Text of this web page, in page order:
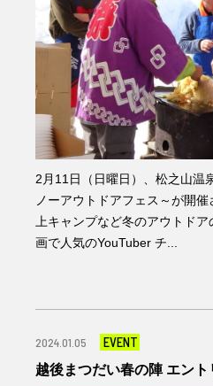
2月11日（日曜日）、松之山温
ノーアウトドアフェス～が開
上キャンプなど冬のアウトド
画で人気のYouTuber チ...
2024.01.05 EVENT
越後まつだい春の陣 エント